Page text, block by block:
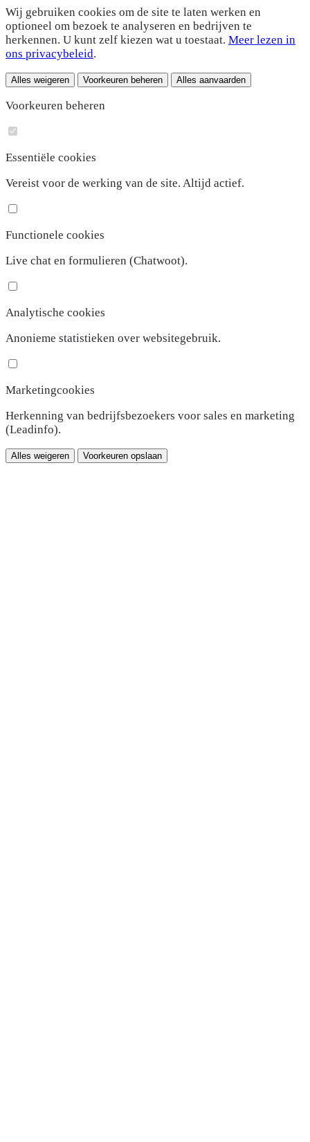
Wij gebruiken cookies om de site te laten werken en
optioneel om bezoek te analyseren en bedrijven te
herkennen. U kunt zelf kiezen wat u toestaat. Meer lezen in
ons privacybeleid.
Alles weigeren Voorkeuren beheren Alles aanvaarden
Voorkeuren beheren
Essentiële cookies
Vereist voor de werking van de site. Altijd actief.
Functionele cookies
Live chat en formulieren (Chatwoot).
Analytische cookies
Anonieme statistieken over websitegebruik.
Marketingcookies
Herkenning van bedrijfsbezoekers voor sales en marketing
(Leadinfo).
Alles weigeren Voorkeuren opslaan